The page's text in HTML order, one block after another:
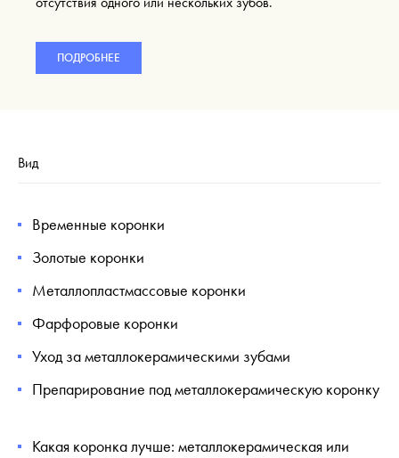
ПОДРОБНЕЕ
Вид
Временные коронки
Золотые коронки
Металлопластмассовые коронки
Фарфоровые коронки
Уход за металлокерамическими зубами
Препарирование под металлокерамическую коронку
Какая коронка лучше: металлокерамическая или